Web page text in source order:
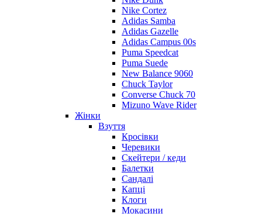
Nike Cortez
Adidas Samba
Adidas Gazelle
Adidas Campus 00s
Puma Speedcat
Puma Suede
New Balance 9060
Chuck Taylor
Converse Chuck 70
Mizuno Wave Rider
Жінки
Взуття
Кросівки
Черевики
Скейтери / кеди
Балетки
Сандалі
Капці
Клоги
Мокасини